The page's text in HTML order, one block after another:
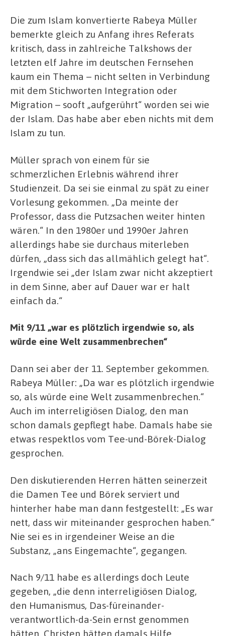
Die zum Islam konvertierte Rabeya Müller
bemerkte gleich zu Anfang ihres Referats
kritisch, dass in zahlreiche Talkshows der
letzten elf Jahre im deutschen Fernsehen
kaum ein Thema – nicht selten in Verbindung
mit dem Stichworten Integration oder
Migration – sooft „aufgerührt“ worden sei wie
der Islam. Das habe aber eben nichts mit dem
Islam zu tun.
Müller sprach von einem für sie
schmerzlichen Erlebnis während ihrer
Studienzeit. Da sei sie einmal zu spät zu einer
Vorlesung gekommen. „Da meinte der
Professor, dass die Putzsachen weiter hinten
wären.“ In den 1980er und 1990er Jahren
allerdings habe sie durchaus miterleben
dürfen, „dass sich das allmählich gelegt hat“.
Irgendwie sei „der Islam zwar nicht akzeptiert
in dem Sinne, aber auf Dauer war er halt
einfach da.“
Mit 9/11 „war es plötzlich irgendwie so, als
würde eine Welt zusammenbrechen“
Dann sei aber der 11. September gekommen.
Rabeya Müller: „Da war es plötzlich irgendwie
so, als würde eine Welt zusammenbrechen.“
Auch im interreligiösen Dialog, den man
schon damals gepflegt habe. Damals habe sie
etwas respektlos vom Tee-und-Börek-Dialog
gesprochen.
Den diskutierenden Herren hätten seinerzeit
die Damen Tee und Börek serviert und
hinterher habe man dann festgestellt: „Es war
nett, dass wir miteinander gesprochen haben.“
Nie sei es in irgendeiner Weise an die
Substanz, „ans Eingemachte“, gegangen.
Nach 9/11 habe es allerdings doch Leute
gegeben, „die denn interreligiösen Dialog,
den Humanismus, Das-füreinander-
verantwortlich-da-Sein ernst genommen
hätten. Christen hätten damals Hilfe